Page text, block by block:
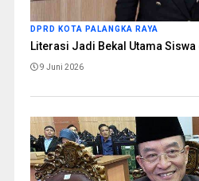
DPRD KOTA PALANGKA RAYA
Literasi Jadi Bekal Utama Siswa
9 Juni 2026